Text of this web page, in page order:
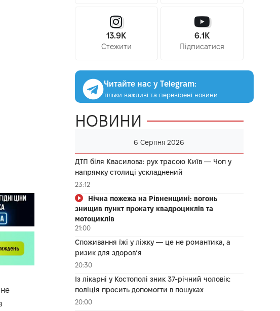
13.9K
Стежити
6.1K
Підписатися
Читайте нас у Telegram:
тільки важливі та перевірені новини
НОВИНИ
6 Серпня 2026
ДТП біля Квасилова: рух трасою Київ — Чоп у
напрямку столиці ускладнений
23:12
Нічна пожежа на Рівненщині: вогонь
знищив пункт прокату квадроциклів та
мотоциклів
21:00
Споживання їжі у ліжку — це не романтика, а
ризик для здоров’я
20:30
Із лікарні у Костополі зник 37-річний чоловік:
поліція просить допомогти в пошуках
20:00